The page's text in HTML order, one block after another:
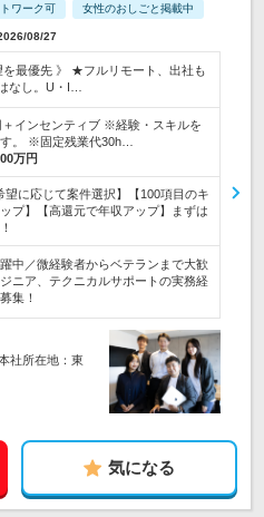
ワーク可 女性のおしごと掲載中
08/27
を最優先 》 ★フルリモート、出社も
なし。U・I…
＋インセンティブ ※経験・スキルを
。 ※固定残業代30h…
万円
望に応じて案件選択】【100項目のキ
プ】【高還元で年収アップ】まずは
中／微経験者からベテランまで大歓
ニア、テクニカルサポートの実務経
集！
社所在地：東
気になる